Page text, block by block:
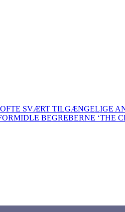
SVÆRT TILGÆNGELIGE
BEGREBERNE ‘THE